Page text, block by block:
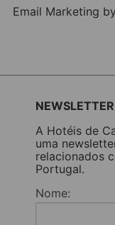
Email Marketing
NEWSLETTER
A Hotéis de
uma
relacionados
Portugal.
Nome: